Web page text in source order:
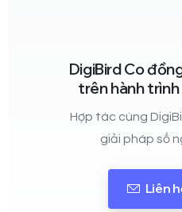
DigiBird Co
trên hành
Hợp tác cùng
giải pháp số
Liên